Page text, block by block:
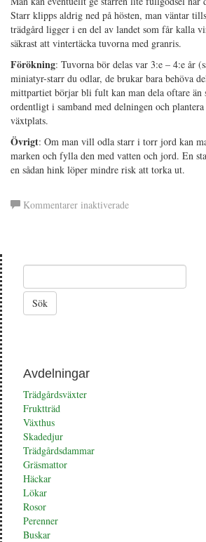
Starr klipps aldrig ned på hösten, man väntar
trädgård ligger i en del av landet som får kalla
säkrast att vintertäcka tuvorna med granris.
Förökning: Tuvorna bör delas var 3:e – 4:e år
miniatyr-starr du odlar, de brukar bara behöva
mittpartiet börjar bli fult kan man dela oftare än
ordentligt i samband med delningen och plantera
växtplats.
Övrigt: Om man vill odla starr i torr jord kan
marken och fylla den med vatten och jord. En
en sådan hink löper mindre risk att torka ut.
Kommentarer inaktiveradeför
Avdelningar
Trädgårdsväxter
Fruktträd
Växthus
Skadedjur
Trädgårdsdammar
Gräsmattor
Häckar
Lökar
Rosor
Perenner
Buskar